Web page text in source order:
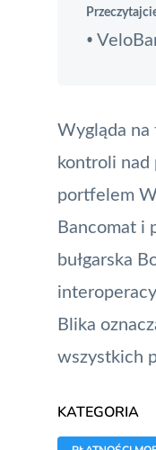
•
Wygląda na
kontroli nad
portfelem
Bancomat i
bułgarska
Blika
wszystkich
KATEGORIA